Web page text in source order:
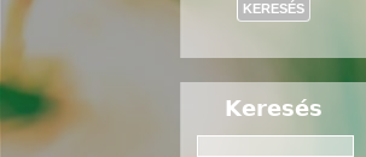
Keresés